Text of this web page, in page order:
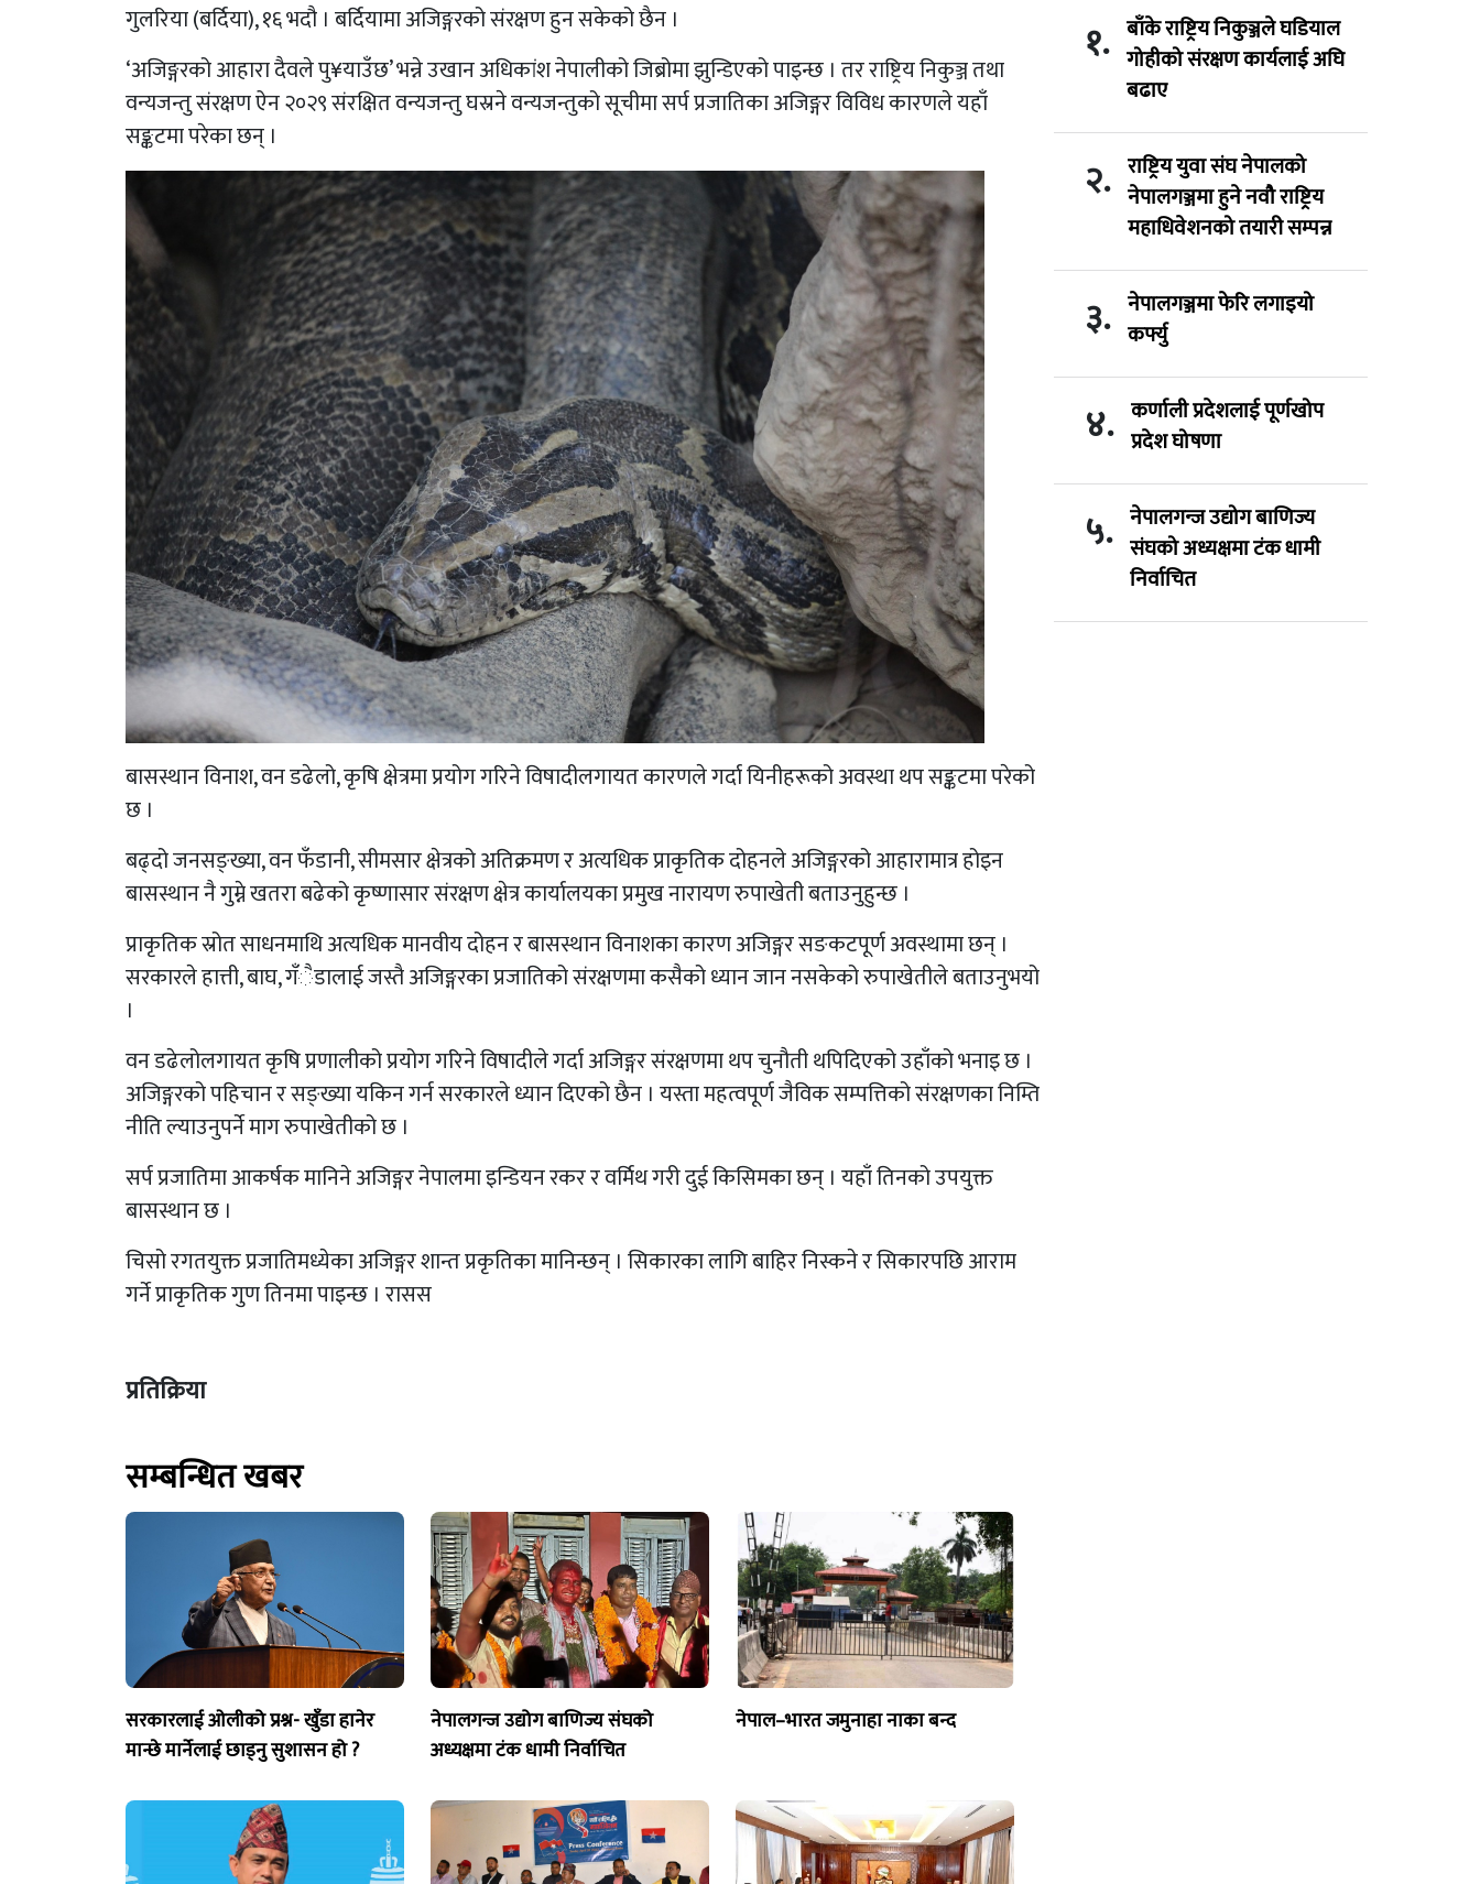
गुलरिया (बर्दिया), १६ भदौ । बर्दियामा अजिङ्गरको संरक्षण हुन सकेको छैन ।
‘अजिङ्गरको आहारा दैवले पु¥याउँछ’ भन्ने उखान अधिकांश नेपालीको जिब्रोमा झुन्डिएको पाइन्छ । तर राष्ट्रिय निकुञ्ज तथा
वन्यजन्तु संरक्षण ऐन २०२९ संरक्षित वन्यजन्तु घस्रने वन्यजन्तुको सूचीमा सर्प प्रजातिका अजिङ्गर विविध कारणले यहाँ
सङ्कटमा परेका छन् ।
बासस्थान विनाश, वन डढेलो, कृषि क्षेत्रमा प्रयोग गरिने विषादीलगायत कारणले गर्दा यिनीहरूको अवस्था थप सङ्कटमा परेको
छ ।
बढ्दो जनसङ्ख्या, वन फँडानी, सीमसार क्षेत्रको अतिक्रमण र अत्यधिक प्राकृतिक दोहनले अजिङ्गरको आहारामात्र होइन
बासस्थान नै गुम्ने खतरा बढेको कृष्णासार संरक्षण क्षेत्र कार्यालयका प्रमुख नारायण रुपाखेती बताउनुहुन्छ ।
प्राकृतिक स्रोत साधनमाथि अत्यधिक मानवीय दोहन र बासस्थान विनाशका कारण अजिङ्गर सङकटपूर्ण अवस्थामा छन् ।
सरकारले हात्ती, बाघ, गँैडालाई जस्तै अजिङ्गरका प्रजातिको संरक्षणमा कसैको ध्यान जान नसकेको रुपाखेतीले बताउनुभयो
।
वन डढेलोलगायत कृषि प्रणालीको प्रयोग गरिने विषादीले गर्दा अजिङ्गर संरक्षणमा थप चुनौती थपिदिएको उहाँको भनाइ छ ।
अजिङ्गरको पहिचान र सङ्ख्या यकिन गर्न सरकारले ध्यान दिएको छैन । यस्ता महत्वपूर्ण जैविक सम्पत्तिको संरक्षणका निम्ति
नीति ल्याउनुपर्ने माग रुपाखेतीको छ ।
सर्प प्रजातिमा आकर्षक मानिने अजिङ्गर नेपालमा इन्डियन रकर र वर्मिथ गरी दुई किसिमका छन् । यहाँ तिनको उपयुक्त
बासस्थान छ ।
चिसो रगतयुक्त प्रजातिमध्येका अजिङ्गर शान्त प्रकृतिका मानिन्छन् । सिकारका लागि बाहिर निस्कने र सिकारपछि आराम
गर्ने प्राकृतिक गुण तिनमा पाइन्छ । रासस
प्रतिक्रिया
सम्बन्धित खबर
सरकारलाई ओलीको प्रश्न- खुँडा हानेर
मान्छे मार्नेलाई छाड्नु सुशासन हो ?
नेपालगन्ज उद्योग बाणिज्य संघको
अध्यक्षमा टंक धामी निर्वाचित
नेपाल–भारत जमुनाहा नाका बन्द
१. बाँके राष्ट्रिय निकुञ्जले घडियाल
गोहीको संरक्षण कार्यलाई अघि
बढाए
२. राष्ट्रिय युवा संघ नेपालको
नेपालगञ्जमा हुने नवौ राष्ट्रिय
महाधिवेशनको तयारी सम्पन्न
३. नेपालगञ्जमा फेरि लगाइयो
कर्फ्यु
४. कर्णाली प्रदेशलाई पूर्णखोप
प्रदेश घोषणा
५. नेपालगन्ज उद्योग बाणिज्य
संघको अध्यक्षमा टंक धामी
निर्वाचित